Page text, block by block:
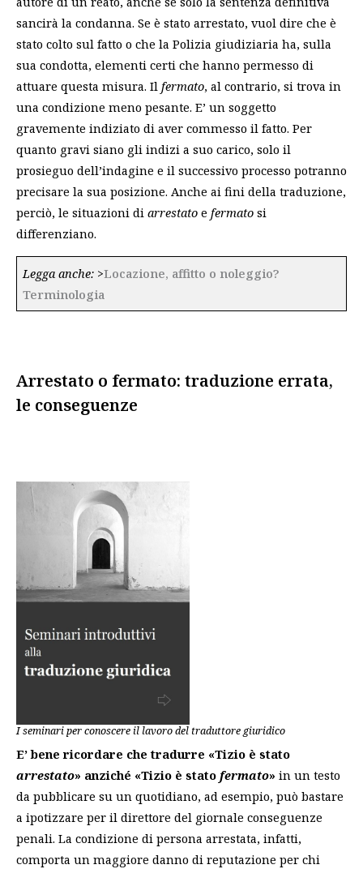
sancirà la condanna. Se è stato arrestato, vuol dire che è
stato colto sul fatto o che la Polizia giudiziaria ha, sulla
sua condotta, elementi certi che hanno permesso di
attuare questa misura. Il fermato, al contrario, si trova in
una condizione meno pesante. E’ un soggetto
gravemente indiziato di aver commesso il fatto. Per
quanto gravi siano gli indizi a suo carico, solo il
prosieguo dell’indagine e il successivo processo potranno
precisare la sua posizione. Anche ai fini della traduzione,
perciò, le situazioni di arrestato e fermato si
differenziano.
Legga anche: >Locazione, affitto o noleggio?
Terminologia
Arrestato o fermato: traduzione errata,
le conseguenze
I seminari per conoscere il lavoro del traduttore giuridico
E’ bene ricordare che tradurre «Tizio è stato
arrestato» anziché «Tizio è stato fermato» in un testo
da pubblicare su un quotidiano, ad esempio, può bastare
a ipotizzare per il direttore del giornale conseguenze
penali. La condizione di persona arrestata, infatti,
comporta un maggiore danno di reputazione per chi